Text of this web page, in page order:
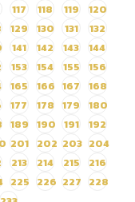
117 118 119
120
129 130 131
132
141 142 143
144
153 154 155
156
165 166 167
168
177 178 179
180
189 190 191
192
201 202 203 204
213 214 215
216
225 226 227 228